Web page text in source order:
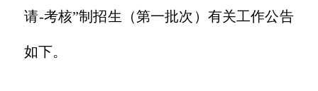
请-考核”制招生（第一批次）有关工作公告
如下。